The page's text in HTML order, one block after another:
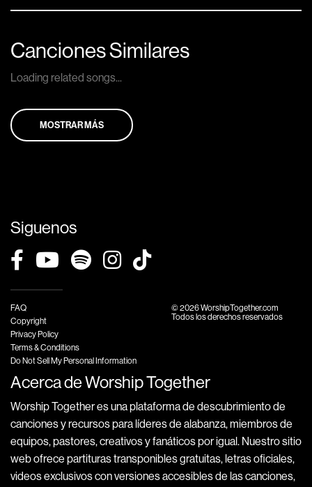
Canciones Similares
Loading related songs...
MOSTRAR MÁS
Siguenos
FAQ
Copyright
Privacy Policy
Terms & Conditions
Do Not Sell My Personal Information
© 2026 WorshipTogether.com
Todos los derechos reservados
Acerca de Worship Together
Worship Together es una plataforma de descubrimiento de
canciones y recursos para líderes de alabanza, miembros de
equipos, pastores, creativos y fanáticos por igual. Nuestro sitio
web ofrece partituras transponibles gratuitas, letras oficiales,
videos exclusivos con versiones accesibles de las canciones,